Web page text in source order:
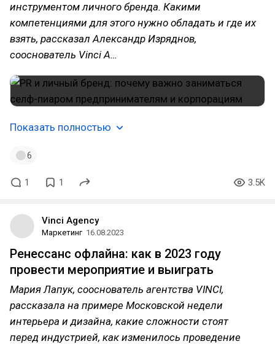
инструментом личного бренда. Какими
компетенциями для этого нужно обладать и где их
взять, рассказал Александр Изряднов,
сооснователь Vinci A…
Показать полностью
6
1 1 3.5K
Vinci Agency
Маркетинг 16.08.2023
Ренессанс офлайна: как в 2023 году
провести мероприятие и выиграть
Мария Лапук, сооснователь агентства VINCI,
рассказала на примере Московской недели
интерьера и дизайна, какие сложности стоят
перед индустрией, как изменилось проведение